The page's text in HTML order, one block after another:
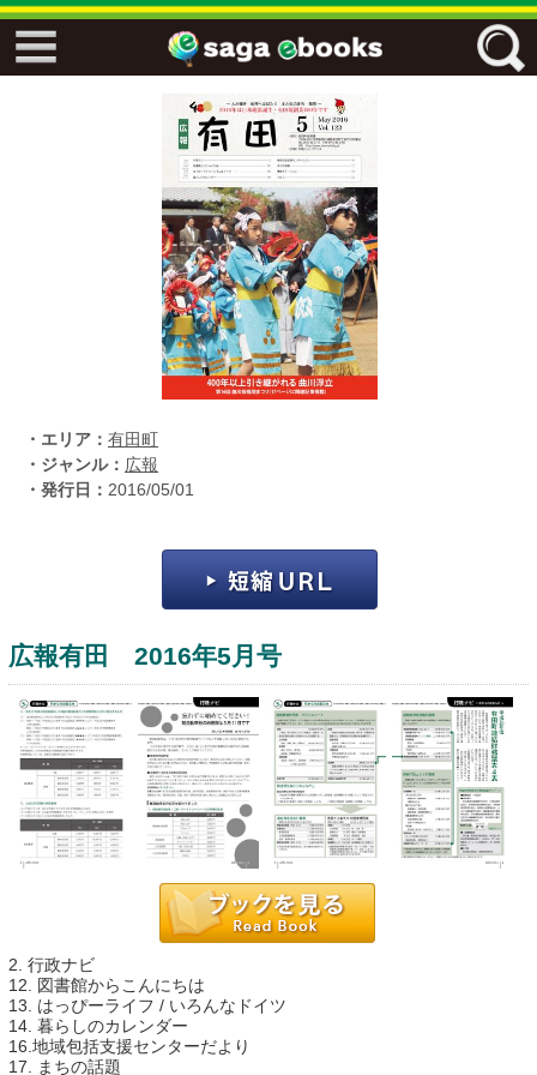
フリーワード
ジャンル
エリア
・エリア： 有田町
・ジャンル： 広報
・発行日： 2016/05/01
広報有田 2016年5月号
2. 行政ナビ
12. 図書館からこんにちは
13. はっぴーライフ / いろんなドイツ
14. 暮らしのカレンダー
16.地域包括支援センターだより
17. まちの話題
↓↓ ebooks専用本棚 ↓↓
運営：福博印刷
saga ebooksとは
よくある質問
サイトマップ
お問い合わせ